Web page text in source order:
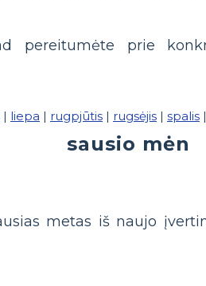
pereitumėte prie
| liepa | rugpjūtis | rugsėjis | spalis |
sausio mėn
metas iš naujo